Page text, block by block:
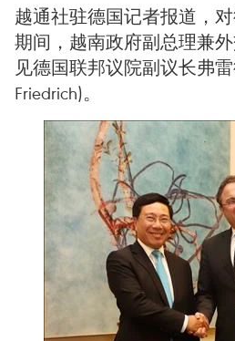
越通社驻德国记者报道，
期间，越南政府副总理兼
见德国联邦议院副议长弗雷
Friedrich)。